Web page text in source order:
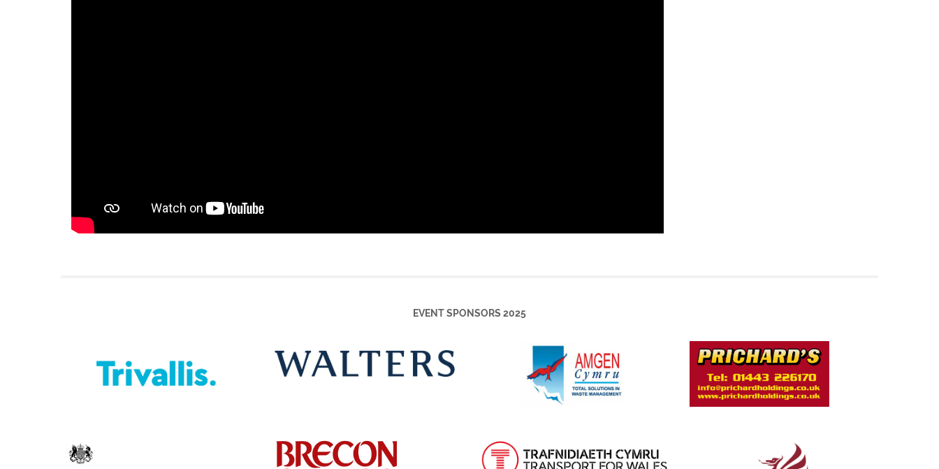
EVENT SPONSORS 2025